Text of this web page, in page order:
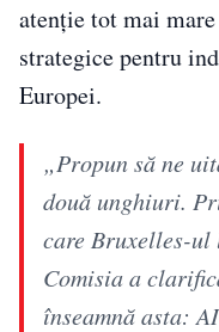
atenție tot mai
strategice pentru
Europei.
„Propun să ne
două unghiuri.
care Bruxelles-ul
Comisia a
înseamnă asta: